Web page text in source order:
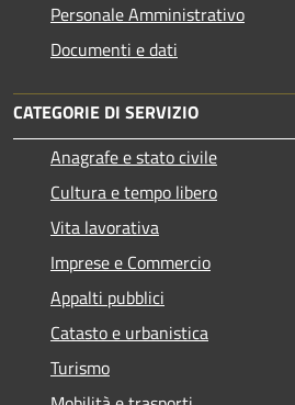
Personale Amministrativo
Documenti e dati
CATEGORIE DI SERVIZIO
Anagrafe e stato civile
Cultura e tempo libero
Vita lavorativa
Imprese e Commercio
Appalti pubblici
Catasto e urbanistica
Turismo